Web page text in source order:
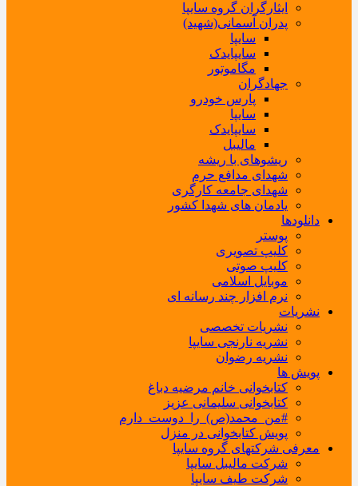
ایثارگران گروه سایپا
پدران آسمانی(شهید)
سایپا
سایپایدک
مگاموتور
جهادگران
پارس خودرو
سایپا
سایپایدک
مالیبل
ریشوهای با ریشه
شهدای مدافع حرم
شهدای جامعه کارگری
یادمان های شهدا کشور
دانلودها
پوستر
کلیپ تصویری
کلیپ صوتی
موبایل اسلامی
نرم افزار چند رسانه ای
نشریات
نشریات تخصصی
نشریه نارنجی سایپا
نشریه رضوان
پویش ها
کتابخوانی خانم مرضیه دباغ
کتابخوانی سلیمانی عزیز
#من_محمد(ص)_را_دوست_دارم
پویش کتابخوانی در منزل
معرفی شرکتهای گروه سایپا
شرکت مالیبل سایپا
شرکت طیف سایپا